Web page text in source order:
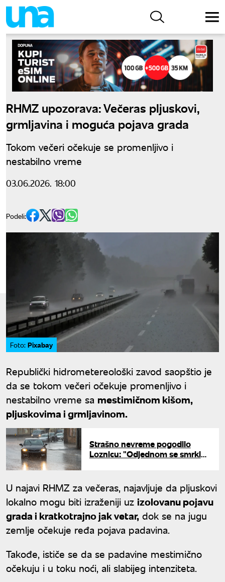
RHMZ upozorava: Večeras pljuskovi,
grmljavina i moguća pojava grada
Tokom večeri očekuje se promenljivo i
nestabilno vreme
03.06.2026. 18:00
Podeli:
Foto: Pixabay
Republički hidrometereološki zavod saopštio je
da se tokom večeri očekuje promenljivo i
nestabilno vreme sa mestimičnom kišom,
pljuskovima i grmljavinom.
Strašno nevreme pogodilo
Loznicu: "Odjednom se smrklo,
U najavi RHMZ za večeras, najavljuje da pljuskovi
lokalno mogu biti izraženiji uz izolovanu pojavu
grada i kratkotrajno jak vetar, dok se na jugu
zemlje očekuje ređa pojava padavina.
Takođe, ističe se da se padavine mestimično
očekuju i u toku noći, ali slabijeg intenziteta.